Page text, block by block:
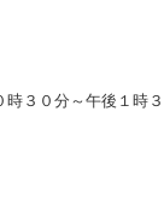
３０分～午後１